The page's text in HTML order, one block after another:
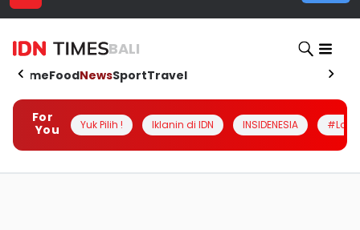
BALI
HomeFoodNewsSportTravel
For
You
Yuk Pilih ! Iklanin di IDN INSIDENESIA